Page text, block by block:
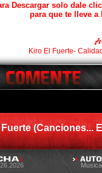
Descargar solo dale
para que te lleve a
Kiro El Fuerte-
(Canciones...